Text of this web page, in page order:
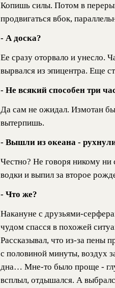
Копишь силы. Потом в
продвигаться вбок,
- А доска?
Ее сразу оторвало и унесло.
вырвался из эпицентра. Еще
- Не всякий способен три
Да сам не ожидал. Измотан
вытерпишь.
- Вышли из океана -
Честно? Не говоря никому ни
водки и выпил за второе
- Что же?
Накануне с друзьями-
чудом спасся в похожей
Рассказывал, что из-за пены
с половиной минуты, воздух
дна… Мне-то было проще -
всплыл, отдышался. А